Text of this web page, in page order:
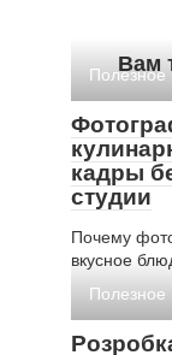
Вам
Полезное
кадры
студии
Почему
вкусное
Полезное